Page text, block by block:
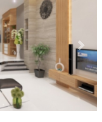
Next